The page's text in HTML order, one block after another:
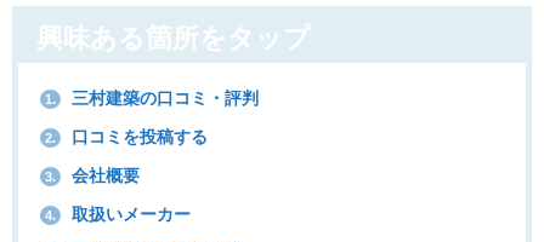
興味ある箇所をタップ
1. 三村建築の口コミ・評判
2. 口コミを投稿する
3. 会社概要
4. 取扱いメーカー